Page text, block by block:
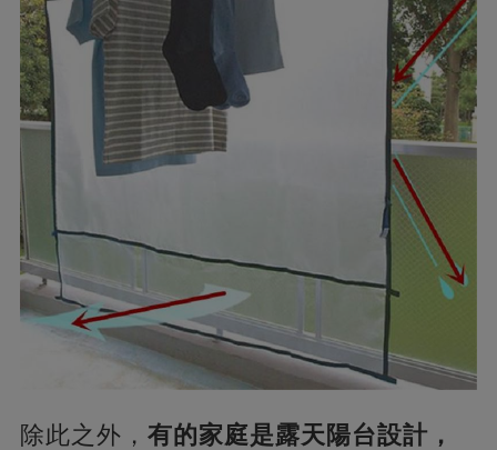
除此之外， 有的家庭是露天陽台設計，